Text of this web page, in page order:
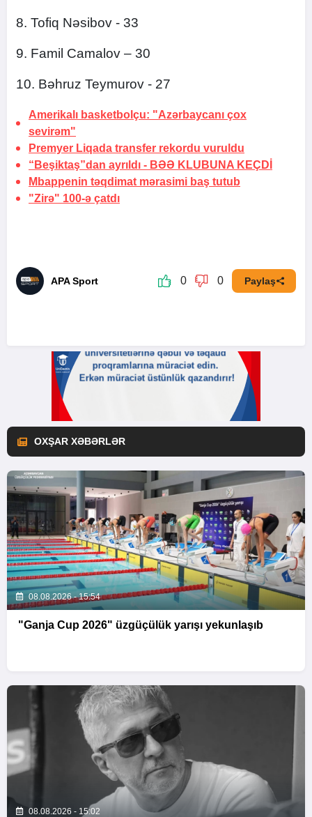
8. Tofiq Nəsibov - 33
9. Famil Camalov – 30
10. Bəhruz Teymurov - 27
Amerikalı basketbolçu: "Azərbaycanı çox
sevirəm"
Premyer Liqada transfer rekordu vuruldu
“Beşiktaş”dan ayrıldı - BƏƏ KLUBUNA KEÇDİ
Mbappenin təqdimat mərasimi baş tutub
"Zirə" 100-ə çatdı
APA Sport 0 0 Paylaş
OXŞAR XƏBƏRLƏR
08.08.2026 - 15:54
"Ganja Cup 2026" üzgüçülük yarışı yekunlaşıb
08.08.2026 - 15:02